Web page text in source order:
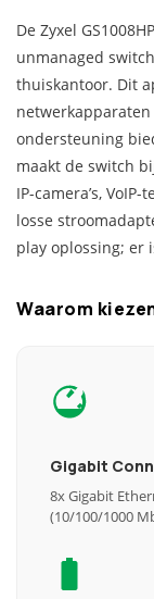
De Zyxel
unmanaged
thuiskantoor. Dit
ondersteuning
maakt de switch
IP-camera’s,
losse
play oplossing; er
Waarom
Gigabit
8x Gigabit
(10/100/1000